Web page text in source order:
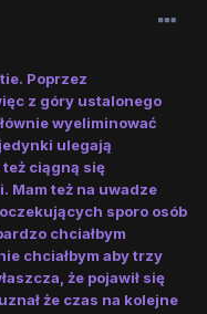
Poprzez
z góry ustalonego
wyeliminować
ulegają
ciągną się
Mam też na uwadze
sporo osób
chciałbym
chciałbym aby trzy
że pojawił się
że czas na kolejne